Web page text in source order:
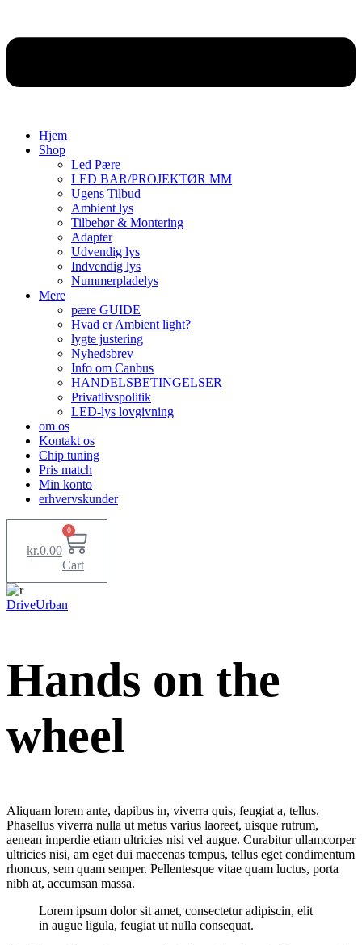
Hjem
Shop
Led Pære
LED BAR/PROJEKTØR MM
Ugens Tilbud
Ambient lys
Tilbehør & Montering
Adapter
Udvendig lys
Indvendig lys
Nummerpladelys
Mere
pære GUIDE
Hvad er Ambient light?
lygte justering
Nyhedsbrev
Info om Canbus
HANDELSBETINGELSER
Privatlivspolitik
LED-lys lovgivning
om os
Kontakt os
Chip tuning
Pris match
Min konto
erhvervskunder
kr.0.00
0
Cart
DriveUrban
Hands on the
wheel
Aliquam lorem ante, dapibus in, viverra quis, feugiat a, tellus.
Phasellus viverra nulla ut metus varius laoreet, uisque rutrum,
aenean imperdie etiam ultricies nisi vel augue. Curabitur ullamcorper
ultricies nisi, am eget dui maecenas tempus, tellus eget condimentum
rhoncus, sem quam semper. Pellentesque vitae quam luctus, porta
nibh at, accumsan massa.
Lorem ipsum dolor sit amet, consectetur adipiscin, elit
in augue ligula, feugiat ut nulla consequat.